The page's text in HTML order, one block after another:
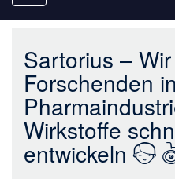
navigation
Sartorius –
Forschenden
Wirkstoffe
entwickeln